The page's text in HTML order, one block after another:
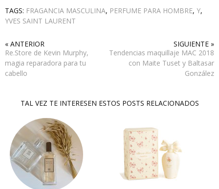
TAGS: FRAGANCIA MASCULINA, PERFUME PARA HOMBRE, Y,
YVES SAINT LAURENT
« ANTERIOR
Re.Store de Kevin Murphy,
magia reparadora para tu
cabello
SIGUIENTE »
Tendencias maquillaje MAC 2018
con Maite Tuset y Baltasar
González
TAL VEZ TE INTERESEN ESTOS POSTS RELACIONADOS